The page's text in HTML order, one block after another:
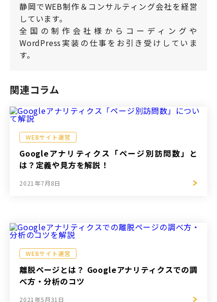
静岡でWEB制作＆コンサルティング会社を経営
しています。
全国の制作会社様からコーディングや
WordPress実装の仕事をお引き受けしていま
す。
関連コラム
WEBサイト運営
Googleアナリティクス「ページ別訪問数」と
は？定義や見方を解説！
2021年7月8日
WEBサイト運営
離脱ページとは？ Googleアナリティクスでの調
べ方・分析のコツ
2021年5月31日